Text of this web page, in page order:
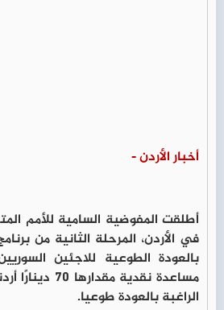
أخبار الأردن -
أطلقت المفوضية السامية للأمم
في الأردن، المرحلة الثانية من
بالعودة الطوعية للاجئين
مساعدة نقدية
الراغبة بالعودة طوعيا.